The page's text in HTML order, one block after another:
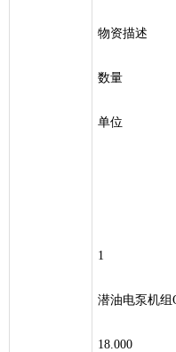
物资描述
数量
单位
1
潜油电泵机组
18.000